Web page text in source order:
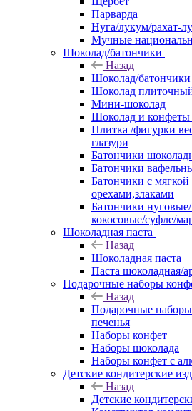
Парварда
Нуга/лукум/рахат-
Мучные
Шоколад/батончики
Назад
Шоколад/батончики
Шоколад
Мини-шоколад
Шоколад и конфеты
Плитка /фигурки
глазури
Батончики
Батончики
Батончики с
орехами,злаками
Батончики
кокосовые/суфле/
Шоколадная паста
Назад
Шоколадная паста
Паста шоколадная/
Подарочные наборы
Назад
Подарочные
печенья
Наборы конфет
Наборы шоколада
Наборы конфет с
Детские кондитерские
Назад
Детские